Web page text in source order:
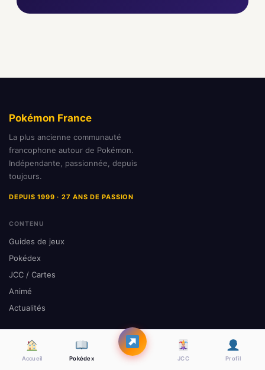
Accueil Pokédex JCC Profil
Pokémon France
La plus ancienne communauté
francophone autour de Pokémon.
Indépendante, passionnée, depuis
toujours.
DEPUIS 1999 · 27 ANS DE PASSION
CONTENU
Guides de jeux
Pokédex
JCC / Cartes
Animé
Actualités
COMMUNAUTÉ
Passlord